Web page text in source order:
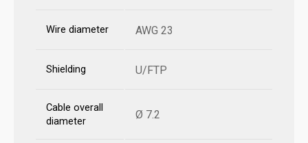
Wire diameter AWG 23
Shielding U/FTP
Cable overall
diameter
Ø 7.2